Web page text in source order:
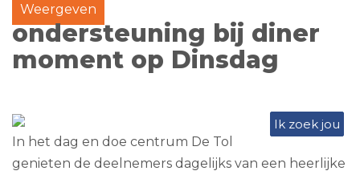
Weergeven
ondersteuning bij diner
moment op Dinsdag
Ik zoek jou
In het dag en doe centrum De Tol
genieten de deelnemers dagelijks van een heerlijke